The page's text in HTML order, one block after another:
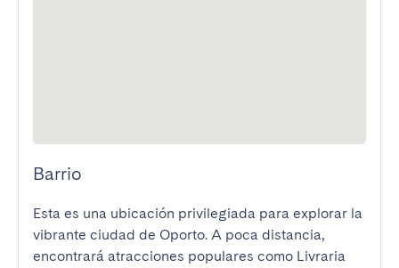
Barrio
Esta es una ubicación privilegiada para explorar la
vibrante ciudad de Oporto. A poca distancia,
encontrará atracciones populares como Livraria